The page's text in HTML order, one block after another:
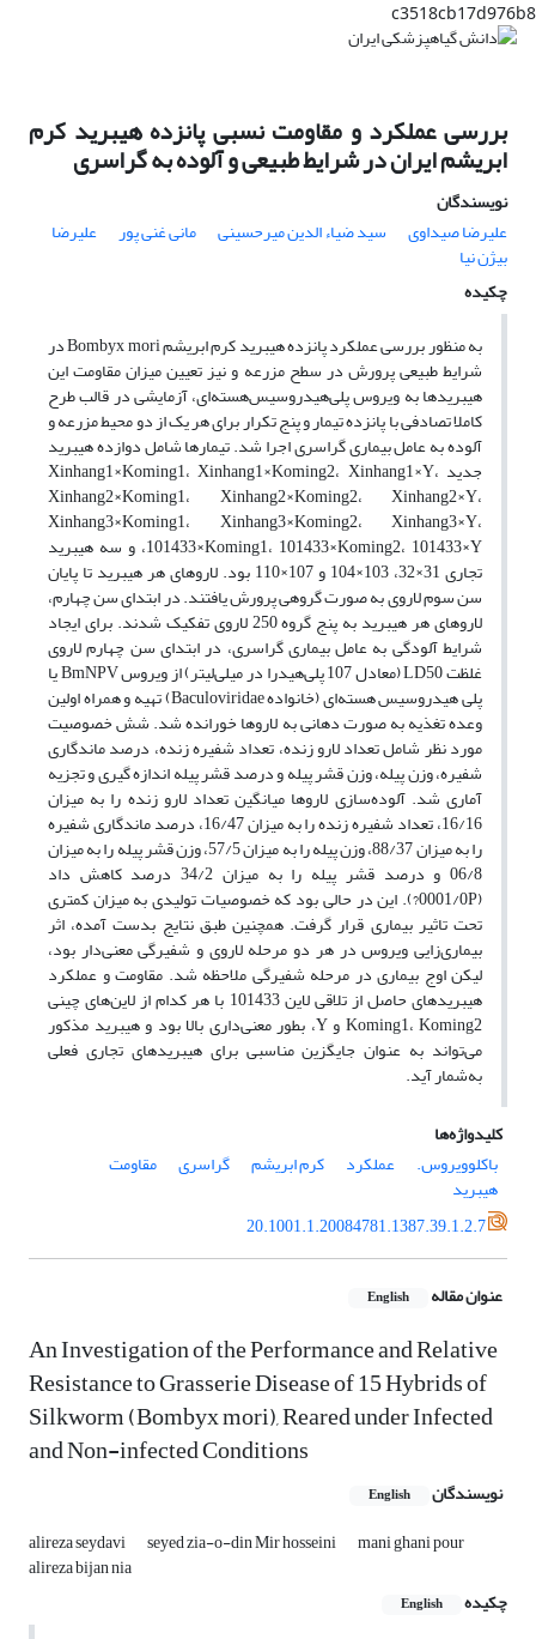
c3518cb17d976b8
بررسی عملکرد و مقاومت نسبی پانزده هیبرید کرم
ابریشم ایران در شرایط طبیعی و آلوده به گراسری
نویسندگان
علیرضا صیداوی
سید ضیاء الدین میرحسینی مانی غنی پور علیرضا
بیژن نیا
چکیده
به منظور بررسی عملکرد پانزده هیبرید کرم ابریشم Bombyx mori در
شرایط طبیعی پرورش در سطح مزرعه و نیز تعیین میزان مقاومت این
هیبریدها به ویروس پلی‌هیدروسیس‌هسته‌ای، آزمایشی در قالب طرح
کاملا تصادفی با پانزده تیمار و پنج تکرار برای هر یک از دو محیط مزرعه و
آلوده به عامل بیماری گراسری اجرا شد. تیمارها شامل دوازده هیبرید
جدید Xinhang1×Koming1، Xinhang1×Koming2، Xinhang1×Y،
Xinhang2×Koming1، Xinhang2×Koming2، Xinhang2×Y،
Xinhang3×Koming1، Xinhang3×Koming2، Xinhang3×Y،
101433×Koming1، 101433×Koming2، 101433×Y، و سه هیبرید
تجاری 31×32، 103×104 و 107×110 بود. لاروهای هر هیبرید تا پایان
سن سوم لاروی به صورت گروهی پرورش یافتند. در ابتدای سن چهارم،
لاروهای هر هیبرید به پنج گروه 250 لاروی تفکیک شدند. برای ایجاد
شرایط آلودگی به عامل بیماری گراسری، در ابتدای سن چهارم لاروی
غلظت LD50 (معادل 107 پلی‌هیدرا در میلی‌لیتر) از ویروس BmNPV یا
پلی هیدروسیس هسته‌ای (خانواده Baculoviridae) تهیه و همراه اولین
وعده تغذیه به صورت دهانی به لاروها خورانده شد. شش خصوصیت
مورد نظر شامل تعداد لارو زنده، تعداد شفیره زنده، درصد ماندگاری
شفیره، وزن پیله، وزن قشر پیله و درصد قشر پیله اندازه گیری و تجزیه
آماری شد. آلوده‌سازی لاروها میانگین تعداد لارو زنده را به میزان
16/16، تعداد شفیره زنده را به میزان 16/47، درصد ماندگاری شفیره
را به میزان 88/37، وزن پیله را به میزان 57/5، وزن قشر پیله را به میزان
06/8 و درصد قشر پیله را به میزان 34/2 درصد کاهش داد
(0001/0P?). این در حالی بود که خصوصیات تولیدی به میزان کمتری
تحت تاثیر بیماری قرار گرفت. همچنین طبق نتایج بدست آمده، اثر
بیماری‌زایی ویروس در هر دو مرحله لاروی و شفیرگی معنی‌دار بود،
لیکن اوج بیماری در مرحله شفیرگی ملاحظه شد. مقاومت و عملکرد
هیبریدهای حاصل از تلاقی لاین 101433 با هر کدام از لاین‌های چینی
Koming1، Koming2 و Y، بطور معنی‌داری بالا بود و هیبرید مذکور
می‌تواند به عنوان جایگزین مناسبی برای هیبریدهای تجاری فعلی
به‌شمار آید.
کلیدواژه‌ها
باکلوویروس.
عملکرد کرم ابریشم گراسری مقاومت
هیبرید
20.1001.1.20084781.1387.39.1.2.7
عنوان مقاله English
An Investigation of the Performance and Relative
Resistance to Grasserie Disease of 15 Hybrids of
Silkworm (Bombyx mori), Reared under Infected
and Non-infected Conditions
نویسندگان English
alireza seydavi seyed zia-o-din Mir hosseini mani ghani pour
alireza bijan nia
چکیده
English